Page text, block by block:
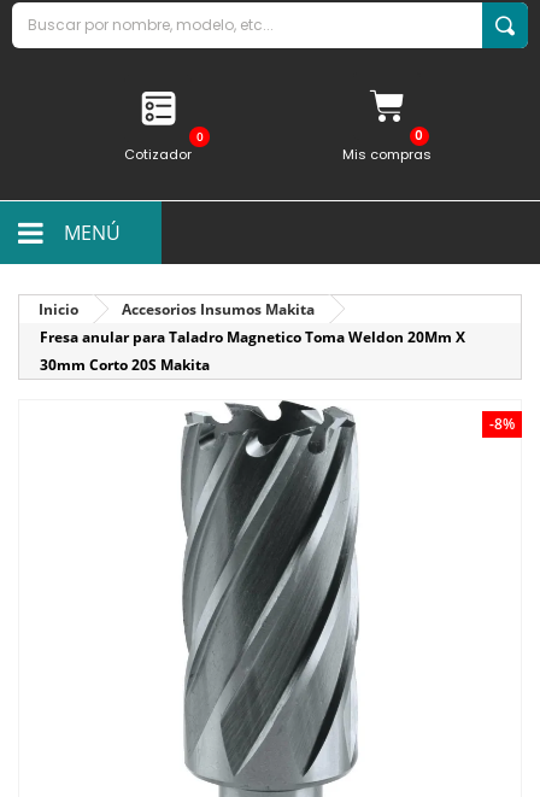
0
Cotizador Mis compras
MENÚ
Inicio
Accesorios Insumos Makita
Fresa anular para Taladro Magnetico Toma Weldon 20Mm X
30mm Corto 20S Makita
-8%